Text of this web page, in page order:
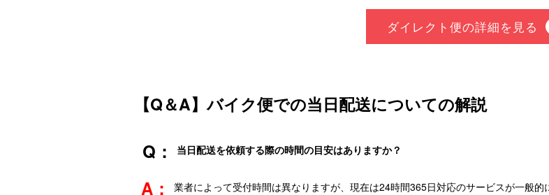
ダイレクト便の詳細を見る
【Q＆A】バイク便での当日配送についての解説
当日配送を依頼する際の時間の目安はありますか？
業者によって受付時間は異なりますが、現在は24時間365日対応のサービスが一般